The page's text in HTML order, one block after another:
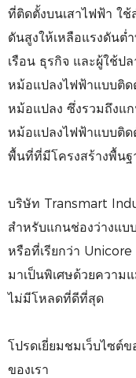
ที่ติดตั้งบนเสาไฟฟ้า ใ
ดันสูงให้เหลือแรงดันต่
เรือน ธุรกิจ และผู้ใช้ป
หม้อแปลงไฟฟ้าแบบติด
หม้อแปลง ซึ่งรวมถึงแ
หม้อแปลงไฟฟ้าแบบติ
พื้นที่ที่มีโครงสร้างพื้นฐ
บริษัท Transmart
สำหรับแกนช่องว่างแ
หรือที่เรียกว่า
มาเป็นพิเศษด้วยความ
ไม่มีโหลดที่ดีที่สุด
โปรดเยี่ยมชมเว็บไซต์
ของเรา